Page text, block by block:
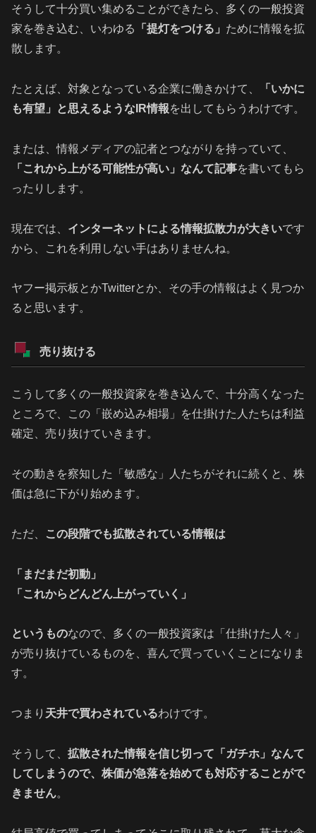
そうして十分買い集めることができたら、多くの一般投資
家を巻き込む、いわゆる
「提灯をつける」 ために情報を拡
散します。
たとえば、対象となっている企業に働きかけて、
「いかに
も有望」と思えるようなIR情報を出してもらうわけです。
または、情報メディアの記者とつながりを持っていて、
「これから上がる可能性が高い」なんて記事を書いてもら
ったりします。
現在では、 インターネットによる情報拡散力が大きいです
から、これを利用しない手はありませんね。
ヤフー掲示板とかTwitterとか、その手の情報はよく見つか
ると思います。
売り抜ける
こうして多くの一般投資家を巻き込んで、十分高くなった
ところで、この「嵌め込み相場」を仕掛けた人たちは利益
確定、売り抜けていきます。
その動きを察知した「敏感な」人たちがそれに続くと、株
価は急に下がり始めます。
ただ、 この段階でも拡散されている情報は
「まだまだ初動」
「これからどんどん上がっていく」
というものなので、多くの一般投資家は「仕掛けた人々」
が売り抜けているものを、喜んで買っていくことになりま
す。
つまり 天井で買わされているわけです。
そうして、 拡散された情報を信じ切って「ガチホ」なんて
してしまうので、株価が急落を始めても対応することがで
きません。